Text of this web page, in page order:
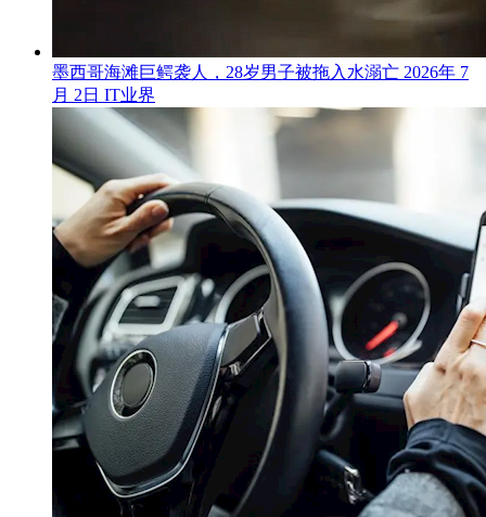
墨西哥海滩巨鳄袭人，28岁男子被拖入水溺亡 2026年 7
月 2日 IT业界